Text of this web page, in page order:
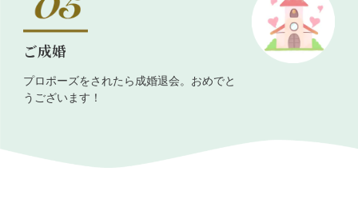
ご成婚
プロポーズをされたら成婚退会。おめでと
うございます！